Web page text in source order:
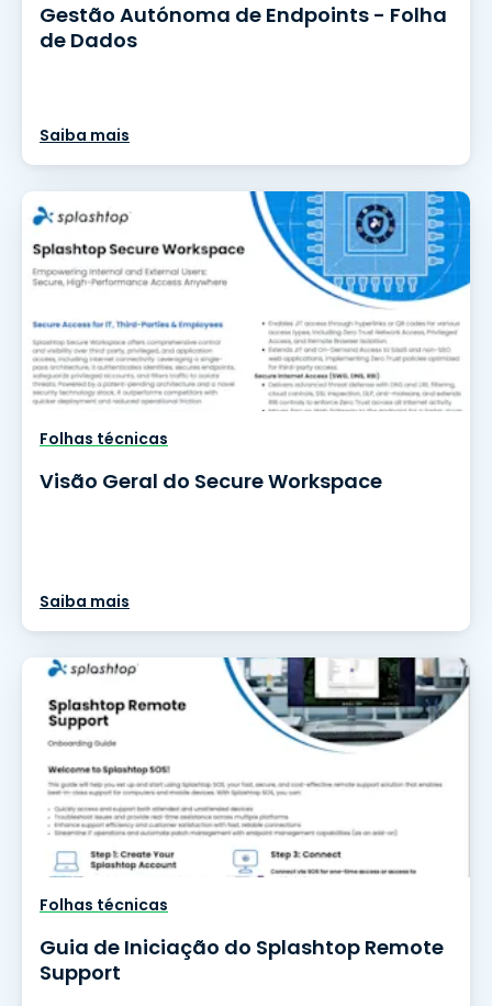
Gestão Autónoma de Endpoints - Folha
de Dados
Saiba mais
Folhas técnicas
Visão Geral do Secure Workspace
Saiba mais
Folhas técnicas
Guia de Iniciação do Splashtop Remote
Support